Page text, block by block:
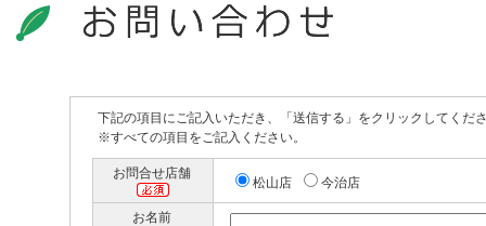
下記の項目にご記入いただき、「送信する」をクリックしてくだ
※すべての項目をご記入ください。
お問合せ店舗
松山店 今治店
お名前